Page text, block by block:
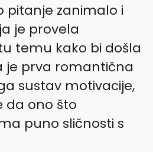
pitanje zanimalo i
je provela
temu kako bi došla
je prva romantična
sustav motivacije,
da ono što
puno sličnosti s